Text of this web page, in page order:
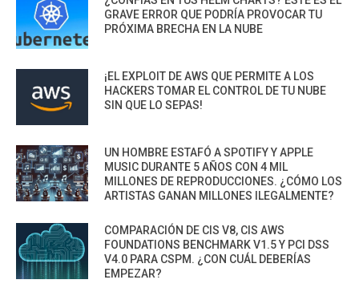
GRAVE ERROR QUE PODRÍA PROVOCAR TU
PRÓXIMA BRECHA EN LA NUBE
¡EL EXPLOIT DE AWS QUE PERMITE A LOS
HACKERS TOMAR EL CONTROL DE TU NUBE
SIN QUE LO SEPAS!
UN HOMBRE ESTAFÓ A SPOTIFY Y APPLE
MUSIC DURANTE 5 AÑOS CON 4 MIL
MILLONES DE REPRODUCCIONES. ¿CÓMO LOS
ARTISTAS GANAN MILLONES ILEGALMENTE?
COMPARACIÓN DE CIS V8, CIS AWS
FOUNDATIONS BENCHMARK V1.5 Y PCI DSS
V4.0 PARA CSPM. ¿CON CUÁL DEBERÍAS
EMPEZAR?